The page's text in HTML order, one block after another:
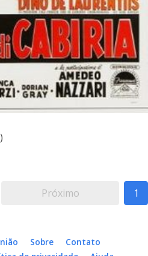
Próximo 1
Sobre
Contato